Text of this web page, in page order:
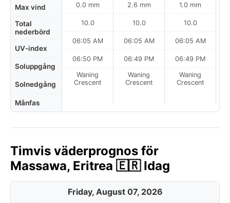
Max vind
Total
nederbörd
UV-index
Soluppgång
Solnedgång
Månfas
0.0 mm
10.0
06:05 AM
06:50 PM
Waning
Crescent
2.6 mm
10.0
06:05 AM
06:49 PM
Waning
Crescent
1.0 mm
10.0
06:05 AM
06:49 PM
Waning
Crescent
Timvis väderprognos för
Massawa, Eritrea 🇪🇷 Idag
Friday, August 07, 2026